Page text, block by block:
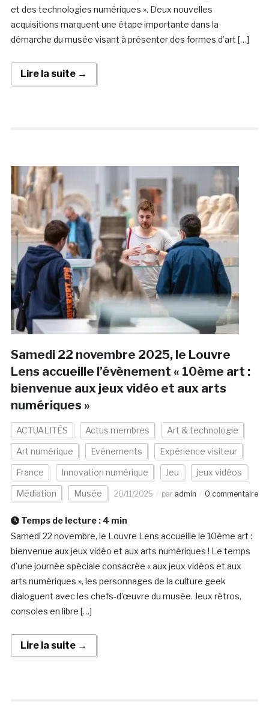
et des technologies numériques ». Deux nouvelles
acquisitions marquent une étape importante dans la
démarche du musée visant à présenter des formes d’art […]
Lire la suite →
Samedi 22 novembre 2025, le Louvre
Lens accueille l’évènement « 10ème art :
bienvenue aux jeux vidéo et aux arts
numériques »
ACTUALITÉS Actus membres Art & technologie
Art numérique Evénements Expérience visiteur
France Innovation numérique Jeu jeux vidéos
Médiation Musée 20/11/2025 par admin 0 commentaire
Temps de lecture : 4 min
Samedi 22 novembre, le Louvre Lens accueille le 10ème art :
bienvenue aux jeux vidéo et aux arts numériques ! Le temps
d’une journée spéciale consacrée « aux jeux vidéos et aux
arts numériques », les personnages de la culture geek
dialoguent avec les chefs-d’œuvre du musée. Jeux rétros,
consoles en libre […]
Lire la suite →